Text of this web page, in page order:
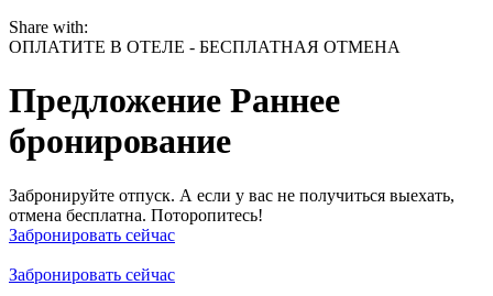
Share with:
ОПЛАТИТЕ В ОТЕЛЕ - БЕСПЛАТНАЯ ОТМЕНА
Предложение Раннее
бронирование
Забронируйте отпуск. А если у вас не получиться выехать,
отмена бесплатна. Поторопитесь!
Забронировать сейчас
Забронировать сейчас